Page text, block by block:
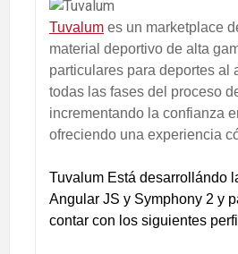
Tuvalum es un marketplace
material deportivo de alta
particulares para deportes al
todas las fases del proceso
incrementando la confianza
ofreciendo una experiencia
Tuvalum Está desarrollándo
Angular JS y Symphony 2 y
contar con los siguientes